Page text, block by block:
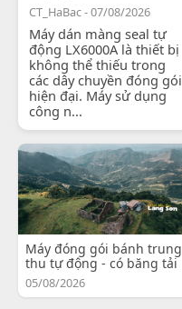
CT_HaBac - 07/08/2026
Máy dán màng seal tự
động LX6000A là thiết bị
không thể thiếu trong
các dây chuyền đóng gói
hiện đại. Máy sử dụng
công n...
Máy đóng gói bánh trung
thu tự động - có băng tải
05/08/2026